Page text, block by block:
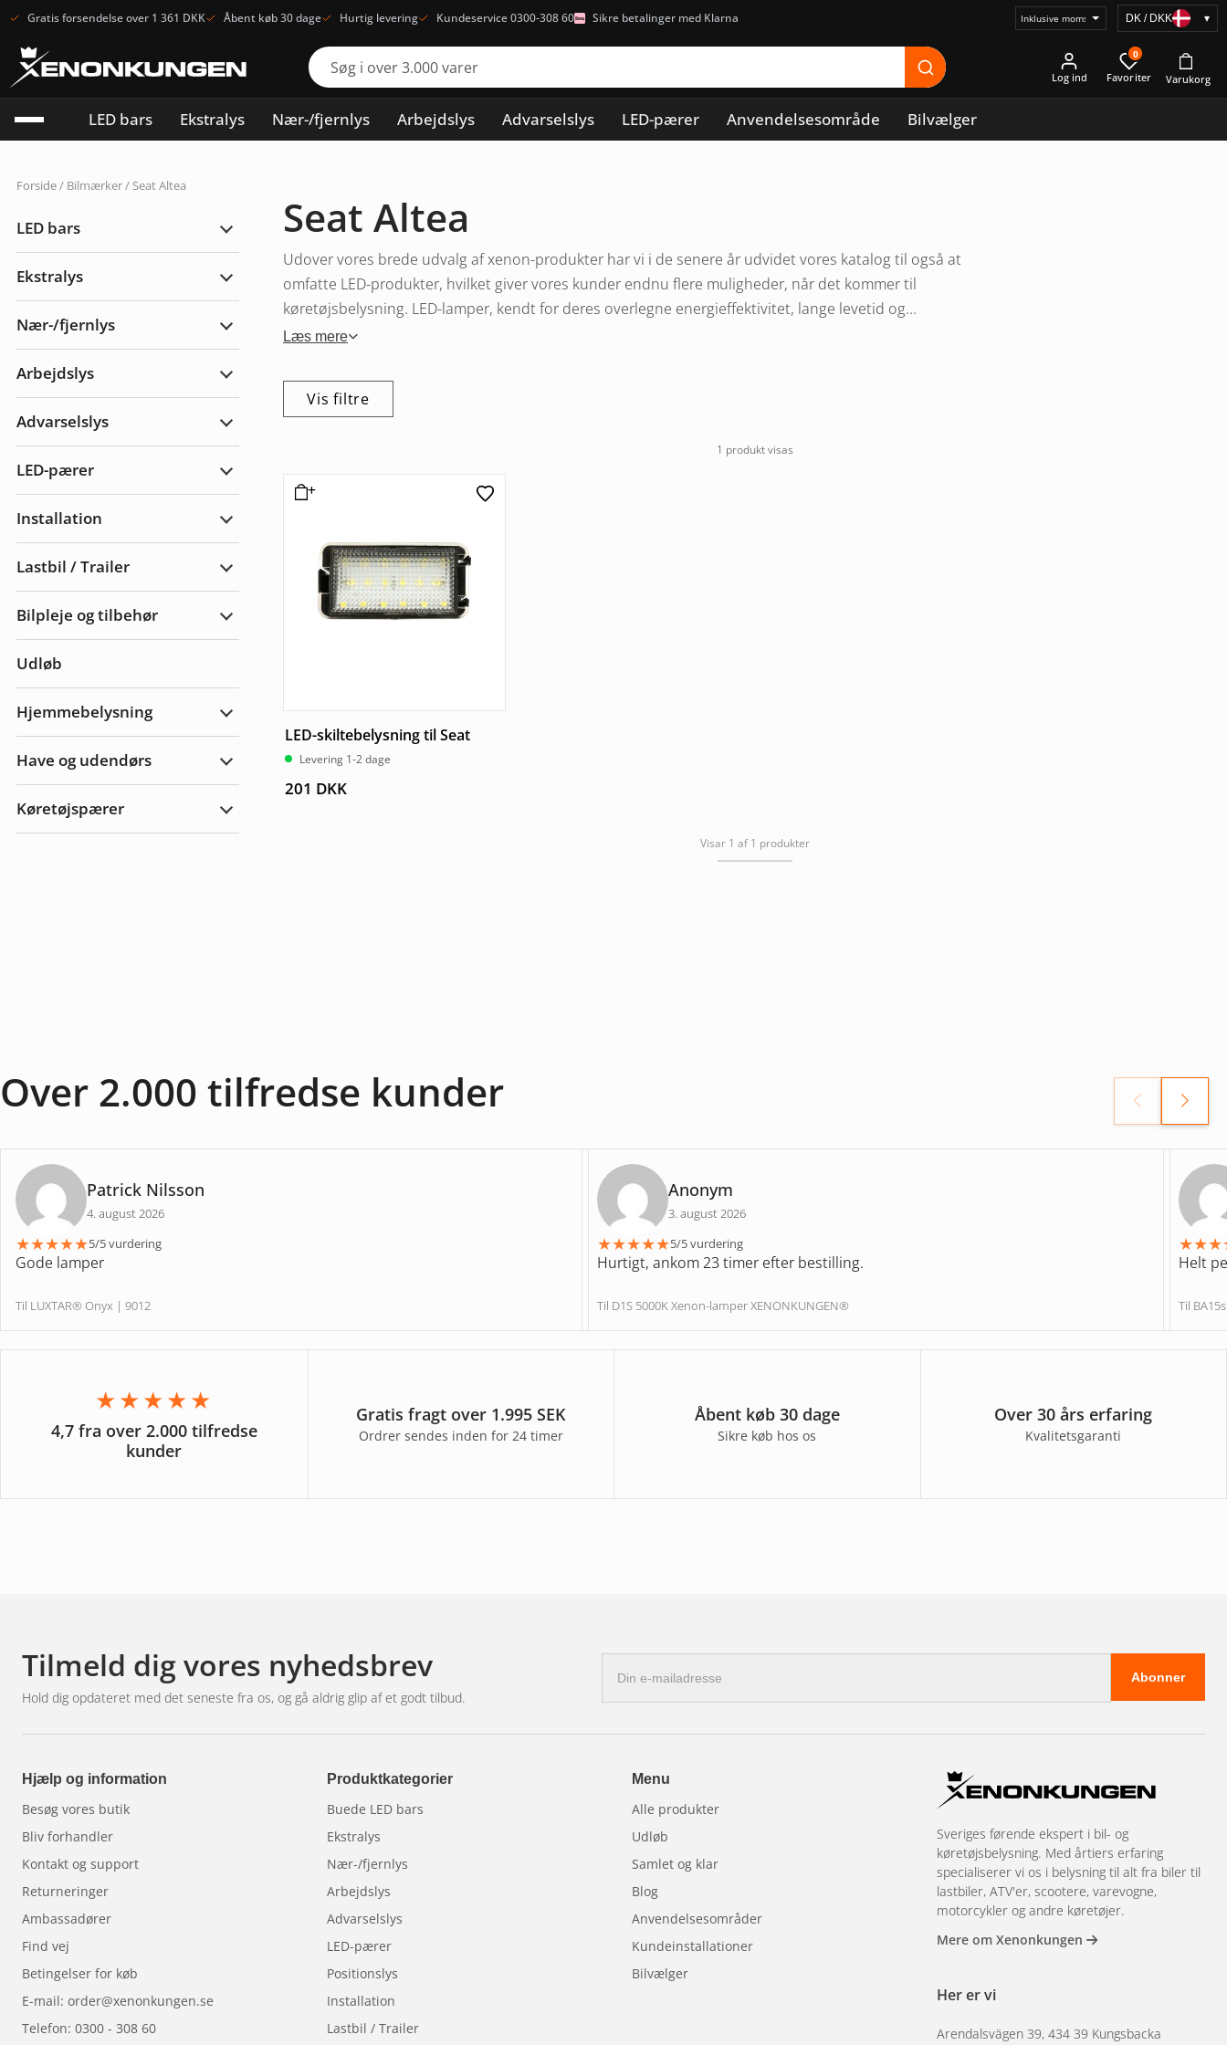
Gratis forsendelse over 1 361 DKK Åbent køb 30 dage Hurtig levering Kundeservice 0300-308 60 Sikre betalinger med Klarna
Vælg
DK / DKK ▾
Log ind
0
LED bars Ekstralys Nær-/fjernlys Arbejdslys Advarselslys LED-pærer Anvendelsesområde Bilvælger
Forside/ Bilmærker / Seat Altea
LED bars
Udvid
Ekstralys
Udvid
Nær-/fjernlys
Udvid
Nær-/fjernlys
Arbejdslys
Udvid
Advarselslys
Udvid
LED-pærer
Udvid
Installation
Udvid
Lastbil / Trailer
Udvid
Trailer
Bilpleje og tilbehør
Udvid
Udløb
Hjemmebelysning
Udvid
Hjemmebelysning
Have og udendørs
Udvid
Udendørs
Køretøjspærer
Udvid
Seat Altea
Udover vores brede udvalg af xenon-produkter har vi i de senere år udvidet vores katalog til også at
omfatte LED-produkter, hvilket giver vores kunder endnu flere muligheder, når det kommer til
køretøjsbelysning. LED-lamper, kendt for deres overlegne energieffektivitet, lange levetid og...
Læs mere
Vis filtre
1 produkt visas
LED-skiltebelysning til Seat
Levering 1-2 dage
201 DKK
Visar 1 af 1 produkter
Over 2.000 tilfredse kunder
Patrick Nilsson
4. august 2026
★★★★★5/5 vurdering
Gode lamper
Til LUXTAR® Onyx | 9012
Anonym
3. august 2026
★★★★★5/5 vurdering
Hurtigt, ankom 23 timer efter bestilling.
Til D1S 5000K Xenon-lamper XENONKUNGEN®
★★★
Helt
Til
★★★★★
4,7 fra over 2.000 tilfredse
kunder
Gratis fragt over 1.995 SEK
Ordrer sendes inden for 24 timer
Åbent køb 30 dage
Sikre køb hos os
Over 30 års erfaring
Kvalitetsgaranti
Tilmeld dig vores nyhedsbrev
Hold dig opdateret med det seneste fra os, og gå aldrig glip af et godt tilbud.
mail-
adresse
Abonner
Hjælp og information
Besøg vores butik
Bliv forhandler
Kontakt og support
Returneringer
Ambassadører
Find vej
Betingelser for køb
E-mail: order@xenonkungen.se
Telefon: 0300 - 308 60
Produktkategorier
Buede LED bars
Ekstralys
Nær-/fjernlys
Arbejdslys
Advarselslys
LED-pærer
Positionslys
Installation
Lastbil / Trailer
Menu
Alle produkter
Udløb
Samlet og klar
Blog
Anvendelsesområder
Kundeinstallationer
Bilvælger
Sveriges førende ekspert i bil- og
køretøjsbelysning. Med årtiers erfaring
specialiserer vi os i belysning til alt fra biler til
lastbiler, ATV'er, scootere, varevogne,
motorcykler og andre køretøjer.
Mere om Xenonkungen
Her er vi
Arendalsvägen 39, 434 39 Kungsbacka